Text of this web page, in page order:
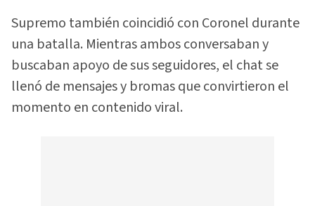
Supremo también coincidió con Coronel durante
una batalla. Mientras ambos conversaban y
buscaban apoyo de sus seguidores, el chat se
llenó de mensajes y bromas que convirtieron el
momento en contenido viral.